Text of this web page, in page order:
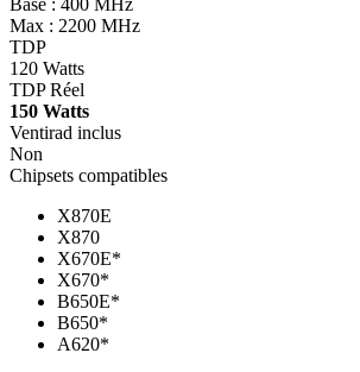
Max : 2200 MHz
TDP
120 Watts
TDP Réel
150 Watts
Ventirad inclus
Non
Chipsets compatibles
X870E
X870
X670E*
X670*
B650E*
B650*
A620*